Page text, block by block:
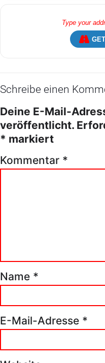
Schreibe einen
Deine E-Mail-
veröffentlicht.
* markiert
Kommentar *
Name *
E-Mail-Adresse *